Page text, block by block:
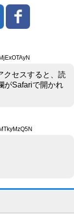
クセスすると、読
がSafariで開かれ